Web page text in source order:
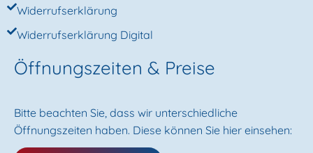
Widerrufserklärung
Widerrufserklärung Digital
Öffnungszeiten & Preise
Bitte beachten Sie, dass wir unterschiedliche
Öffnungszeiten haben. Diese können Sie hier einsehen: